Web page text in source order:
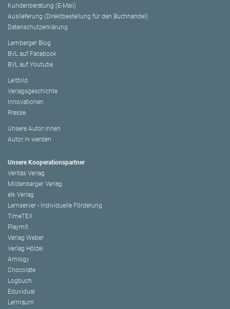
Kundenberatung (E-Mail)
Auslieferung (Direktbestellung für den Buchhandel)
Datenschutzerklärung
Lemberger Blog
BVL auf Facebook
BVL auf Youtube
Leitbild
Verlagsgeschichte
Innovationen
Presse
Unsere Autor:innen
Autor:in werden
Unsere Kooperationspartner
Veritas Verlag
Mildenberger Verlag
elk Verlag
Lernserver - Individuelle Förderung
TimeTEX
Playmit
Verlag Weber
Verlag Hölzel
Amlogy
Chocolate
Logbuch
Eduvidual
Lernraum